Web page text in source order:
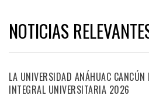
NOTICIAS
LA UNIVERSIDAD ANÁHUAC
INTEGRAL UNIVERSITARIA 2026